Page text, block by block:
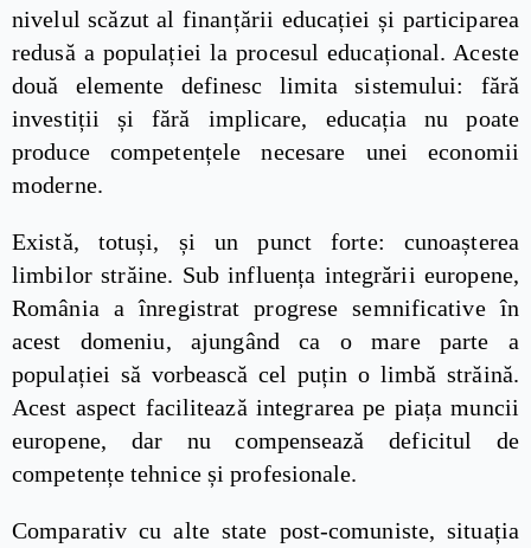
nivelul scăzut al finanțării educației și participarea
redusă a populației la procesul educațional. Aceste
două elemente definesc limita sistemului: fără
investiții și fără implicare, educația nu poate
produce competențele necesare unei economii
moderne.
Există, totuși, și un punct forte: cunoașterea
limbilor străine. Sub influența integrării europene,
România a înregistrat progrese semnificative în
acest domeniu, ajungând ca o mare parte a
populației să vorbească cel puțin o limbă străină.
Acest aspect facilitează integrarea pe piața muncii
europene, dar nu compensează deficitul de
competențe tehnice și profesionale.
Comparativ cu alte state post-comuniste, situația